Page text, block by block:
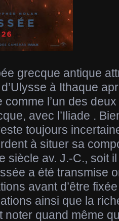
grecque antique
à Ithaque
comme l’un des
avec l’Iliade .
toujours
à situer sa
siècle av. J.-C., soit
a été transmise
avant d’être
ainsi que la
noter quand même